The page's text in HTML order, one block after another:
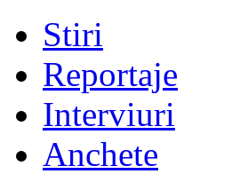
Stiri
Reportaje
Interviuri
Anchete